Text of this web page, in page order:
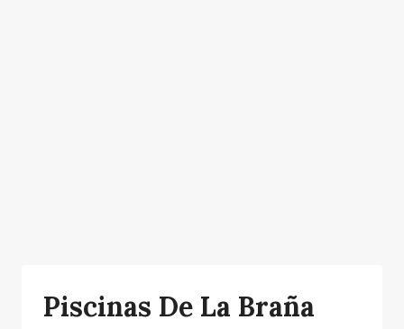
Piscinas De La Braña